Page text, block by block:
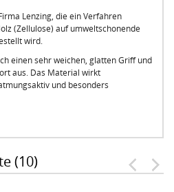
Lenzing, die ein Verfahren
(Zellulose) auf umweltschonende
wird.
einen sehr weichen, glatten Griff und
aus. Das Material wirkt
und besonders
(10)